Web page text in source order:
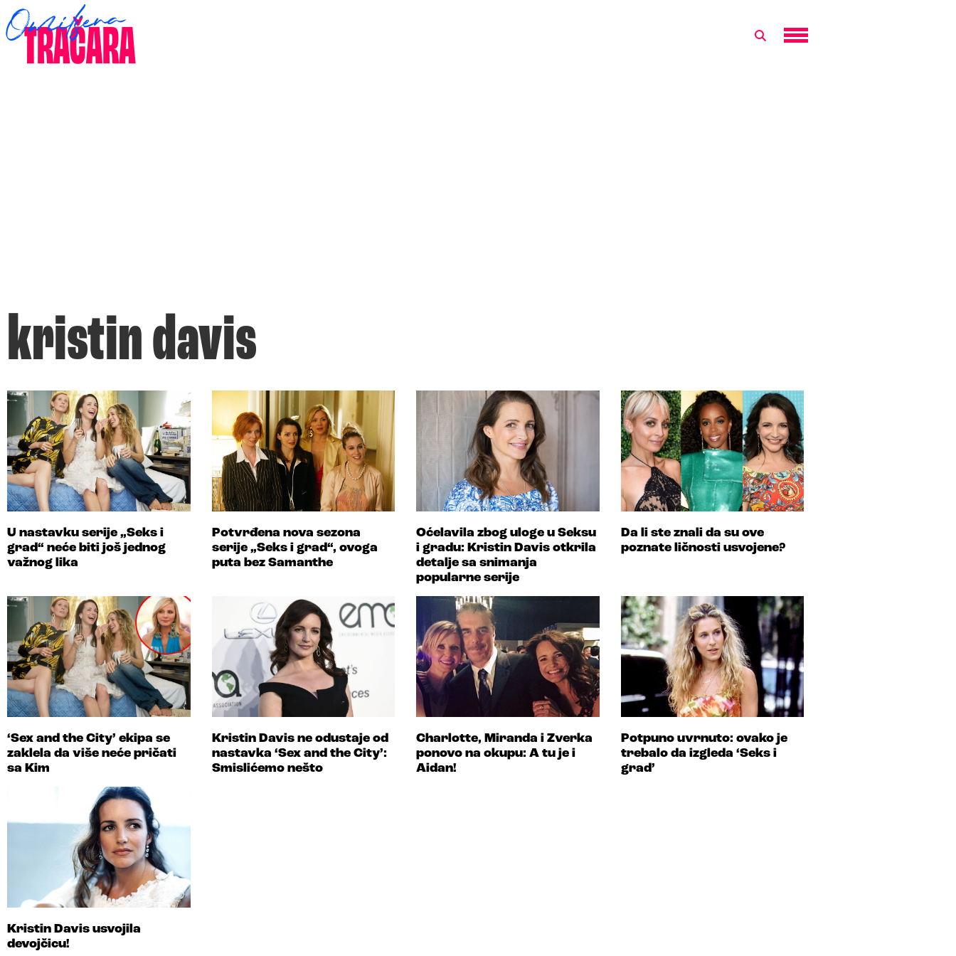
kristin davis
U nastavku serije „Seks i
grad“ neće biti još jednog
važnog lika
Potvrđena nova sezona
serije „Seks i grad“, ovoga
puta bez Samanthe
Oćelavila zbog uloge u Seksu
i gradu: Kristin Davis otkrila
detalje sa snimanja
popularne serije
Da li ste znali da su ove
poznate ličnosti usvojene?
‘Sex and the City’ ekipa se
zaklela da više neće pričati
sa Kim
Kristin Davis ne odustaje od
nastavka ‘Sex and the City’:
Smislićemo nešto
Charlotte, Miranda i Zverka
ponovo na okupu: A tu je i
Aidan!
Potpuno uvrnuto: ovako je
trebalo da izgleda ‘Seks i
grad’
Kristin Davis usvojila
devojčicu!